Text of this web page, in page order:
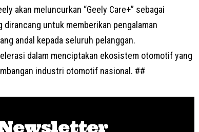
akan meluncurkan “Geely Care+” sebagai
untuk memberikan pengalaman
andal kepada seluruh pelanggan.
dalam menciptakan ekosistem otomotif yang
industri otomotif nasional. ##